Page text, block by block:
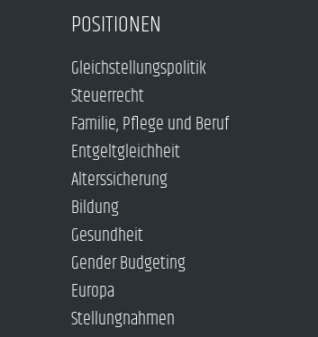
POSITIONEN
Gleichstellungspolitik
Steuerrecht
Familie, Pflege und Beruf
Entgeltgleichheit
Alterssicherung
Bildung
Gesundheit
Gender Budgeting
Europa
Stellungnahmen